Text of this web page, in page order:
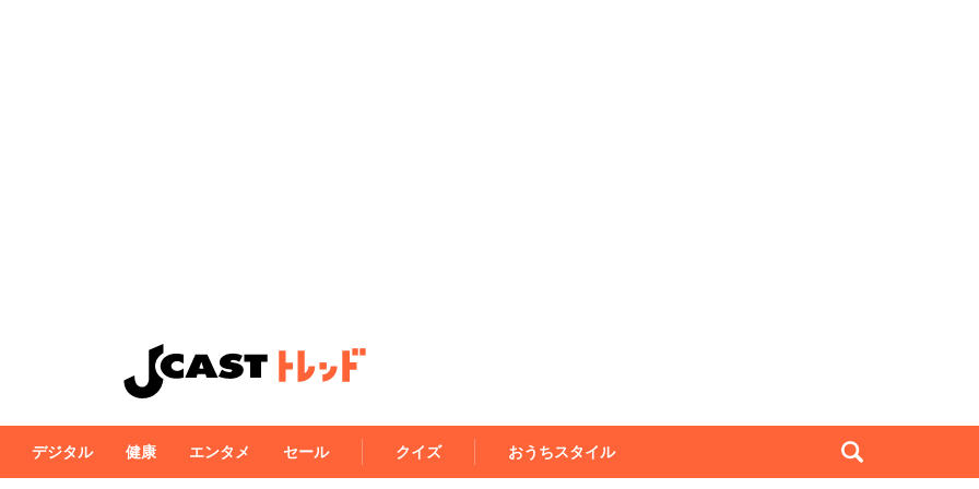
デジタル 健康 エンタメ セール クイズ おうちスタイル